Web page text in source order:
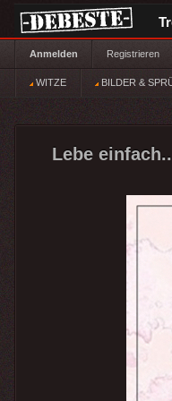
Anmelden Registrieren
WITZE BILDER &
Lebe